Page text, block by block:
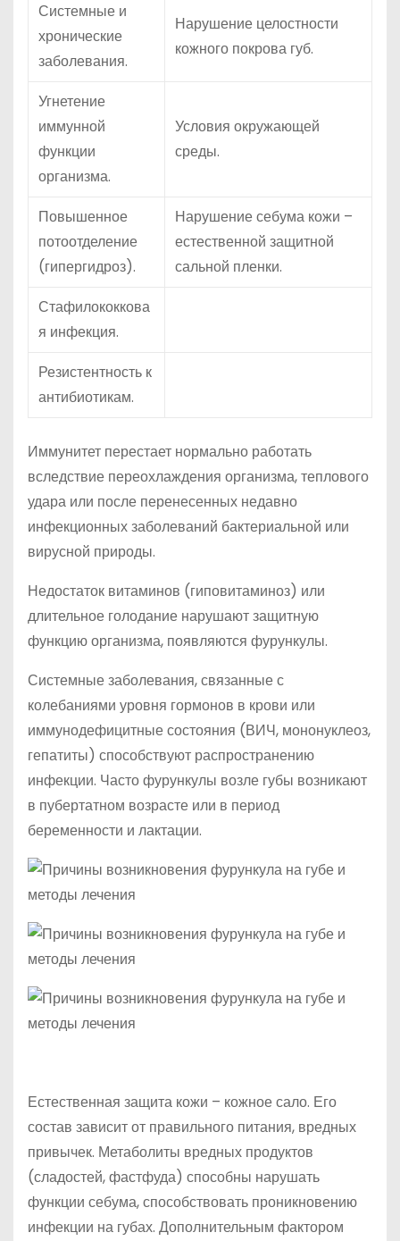
Системные и
хронические
заболевания.
Нарушение целостности
кожного покрова губ.
Угнетение
иммунной
функции
организма.
Условия окружающей
среды.
Повышенное
потоотделение
(гипергидроз).
Нарушение себума кожи –
естественной защитной
сальной пленки.
Стафилококкова
я инфекция.
Резистентность к
антибиотикам.
Иммунитет перестает нормально работать
вследствие переохлаждения организма, теплового
удара или после перенесенных недавно
инфекционных заболеваний бактериальной или
вирусной природы.
Недостаток витаминов (гиповитаминоз) или
длительное голодание нарушают защитную
функцию организма, появляются фурункулы.
Системные заболевания, связанные с
колебаниями уровня гормонов в крови или
иммунодефицитные состояния (ВИЧ, мононуклеоз,
гепатиты) способствуют распространению
инфекции. Часто фурункулы возле губы возникают
в пубертатном возрасте или в период
беременности и лактации.
Естественная защита кожи – кожное сало. Его
состав зависит от правильного питания, вредных
привычек. Метаболиты вредных продуктов
(сладостей, фастфуда) способны нарушать
функции себума, способствовать проникновению
инфекции на губах. Дополнительным фактором